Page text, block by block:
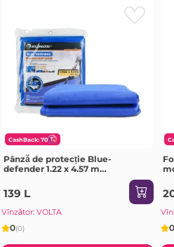
CashBack: 70
Pânză de protecție Blue-
defender 1.22 x 4.57 m
139 L
Vînzător: VOLTA
0(0) 0